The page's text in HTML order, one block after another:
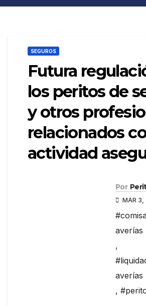
SEGUROS
Futura
los peritos de
y otros
relacionados
actividad
Por
MAR 3,
averías
,
averías
,